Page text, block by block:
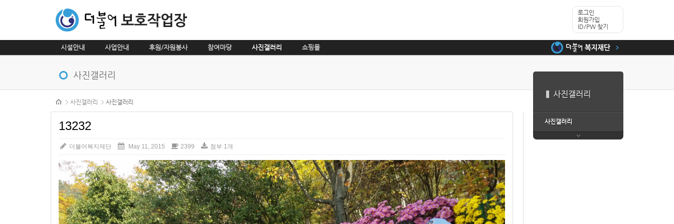
메뉴 건너뛰기
로그인
회원가입
ID/PW 찾기
시설안내 사업안내 후원/자원봉사 참여마당 사진갤러리 쇼핑몰
사진갤러리
본문시작
사진갤러리
사진갤러리
사진갤러리
사진갤러리
13232
더불어복지재단 May 11, 2015 2399 첨부 1개